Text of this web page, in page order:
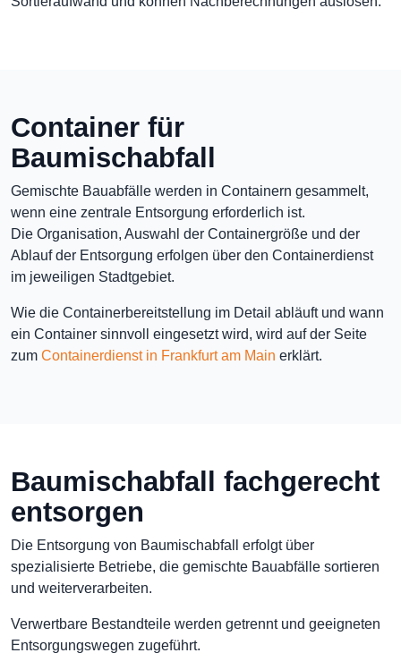
Container für
Baumischabfall
Gemischte Bauabfälle werden in Containern gesammelt,
wenn eine zentrale Entsorgung erforderlich ist.
Die Organisation, Auswahl der Containergröße und der
Ablauf der Entsorgung erfolgen über den Containerdienst
im jeweiligen Stadtgebiet.
Wie die Containerbereitstellung im Detail abläuft und wann
ein Container sinnvoll eingesetzt wird, wird auf der Seite
zum Containerdienst in Frankfurt am Main erklärt.
Baumischabfall fachgerecht
entsorgen
Die Entsorgung von Baumischabfall erfolgt über
spezialisierte Betriebe, die gemischte Bauabfälle sortieren
und weiterverarbeiten.
Verwertbare Bestandteile werden getrennt und geeigneten
Entsorgungswegen zugeführt.